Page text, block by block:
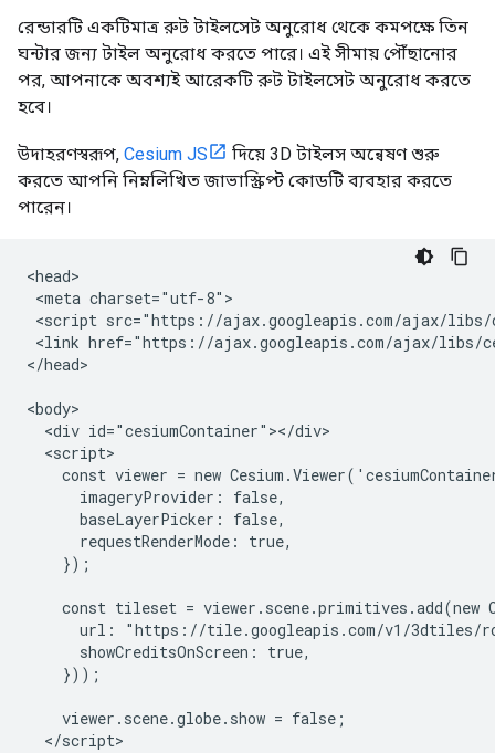
রেন্ডারটি একটিমাত্র রুট টাইলসেট অনুরোধ থেকে কমপক্ষে তিন
ঘন্টার জন্য টাইল অনুরোধ করতে পারে। এই সীমায় পৌঁছানোর
পর, আপনাকে অবশ্যই আরেকটি রুট টাইলসেট অনুরোধ করতে
হবে।
উদাহরণস্বরূপ, Cesium JS
দিয়ে 3D টাইলস অন্বেষণ শুরু
করতে আপনি নিম্নলিখিত জাভাস্ক্রিপ্ট কোডটি ব্যবহার করতে
পারেন।
<head>
<meta charset="utf-8">
<script src="https://ajax.googleapis.com/ajax/libs/
<link href="https://ajax.googleapis.com/ajax/libs/
</head>
<body>
  <div id="cesiumContainer"></div>
  <script>
const viewer = new
      imageryProvider: false,
      baseLayerPicker: false,
      requestRenderMode: true,
    });
const tileset = viewer.scene.primitives.add(new
url: "https://tile.googleapis.com/v1/3dtiles/
      showCreditsOnScreen: true,
    }));
    viewer.scene.globe.show = false;
  </script>